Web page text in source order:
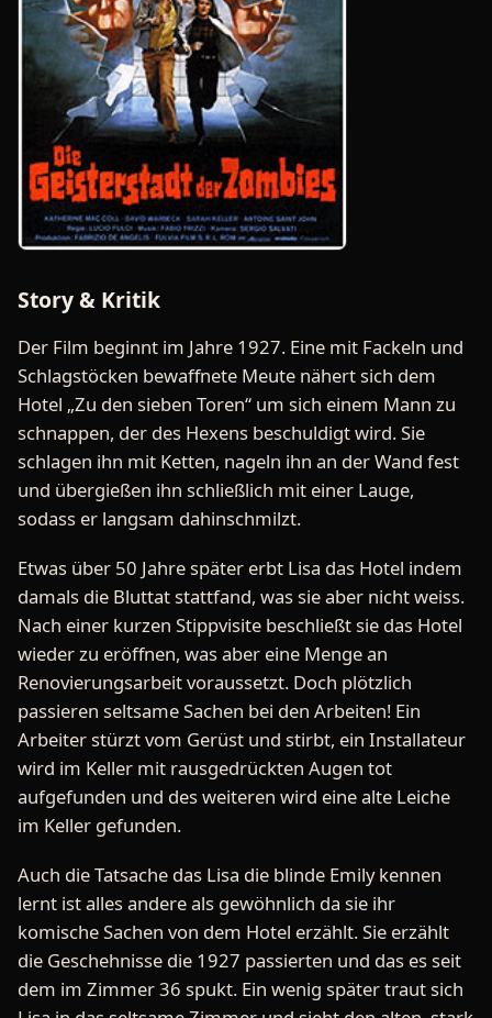
Story & Kritik
Der Film beginnt im Jahre 1927. Eine mit Fackeln und
Schlagstöcken bewaffnete Meute nähert sich dem
Hotel „Zu den sieben Toren“ um sich einem Mann zu
schnappen, der des Hexens beschuldigt wird. Sie
schlagen ihn mit Ketten, nageln ihn an der Wand fest
und übergießen ihn schließlich mit einer Lauge,
sodass er langsam dahinschmilzt.
Etwas über 50 Jahre später erbt Lisa das Hotel indem
damals die Bluttat stattfand, was sie aber nicht weiss.
Nach einer kurzen Stippvisite beschließt sie das Hotel
wieder zu eröffnen, was aber eine Menge an
Renovierungsarbeit voraussetzt. Doch plötzlich
passieren seltsame Sachen bei den Arbeiten! Ein
Arbeiter stürzt vom Gerüst und stirbt, ein Installateur
wird im Keller mit rausgedrückten Augen tot
aufgefunden und des weiteren wird eine alte Leiche
im Keller gefunden.
Auch die Tatsache das Lisa die blinde Emily kennen
lernt ist alles andere als gewöhnlich da sie ihr
komische Sachen von dem Hotel erzählt. Sie erzählt
die Geschehnisse die 1927 passierten und das es seit
dem im Zimmer 36 spukt. Ein wenig später traut sich